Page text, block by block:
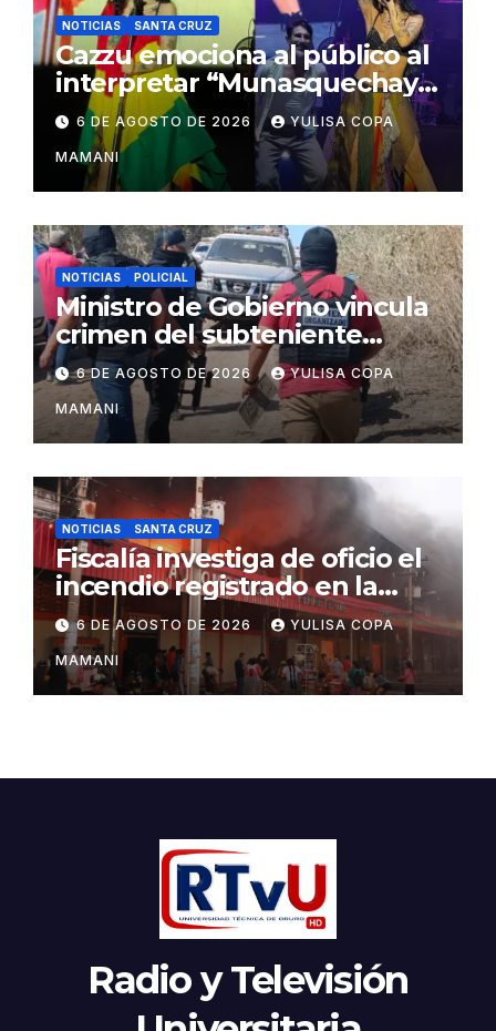
NOTICIAS SANTA CRUZ
Cazzu emociona al público al
interpretar “Munasquechay”
en su concierto en Santa
Cruz
6 DE AGOSTO DE 2026 YULISA COPA
MAMANI
NOTICIAS POLICIAL
Ministro de Gobierno vincula
crimen del subteniente
Salazar con la red de
Sebastián Marset
6 DE AGOSTO DE 2026 YULISA COPA
MAMANI
NOTICIAS SANTA CRUZ
Fiscalía investiga de oficio el
incendio registrado en la
feria Barrio Lindo
6 DE AGOSTO DE 2026 YULISA COPA
MAMANI
Radio y Televisión